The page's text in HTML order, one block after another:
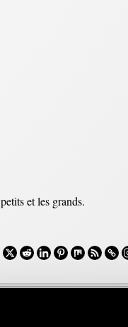
et les grands.